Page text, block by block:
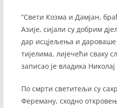
“Свети Козма и Дамјан,
Азије, сијали су добрим
дар исцјељења и
тијелима, лијечећи сваку
записао је владика
По смрти светитељи су
Фереману, сходно